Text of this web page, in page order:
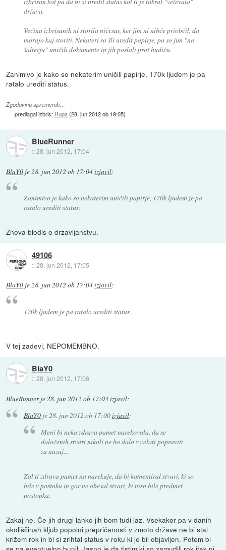
država.
Večina izbrisanih ni storila ničesar, ker jim ni nihče priobčil, da
morajo kaj storiti. Nekateri so šli uredit papirje, pa so jim "na
šalterju" uničili dokumente in jih poslali prot hudiču.
Zanimivo je kako so nekaterim uničili papirje, 170k ljudem je pa
ratalo urediti status.
Zgodovina sprememb…
predlagal izbris: Rupa(28. jun 2012 ob 19:05)
BlueRunner
::28. jun 2012, 17:04
BlaY0 je28. jun 2012 ob 17:04izjavil:
Zanimivo je kako so nekaterim uničili papirje, 170k ljudem je pa
ratalo urediti status.
Znova blodis o drzavljanstvu.
49106
::28. jun 2012, 17:05
BlaY0 je28. jun 2012 ob 17:04izjavil:
170k ljudem je pa ratalo urediti status.
V tej zadevi, NEPOMEMBNO.
BlaY0
::28. jun 2012, 17:06
BlueRunnerje28. jun 2012 ob 17:03izjavil:
BlaY0je28. jun 2012 ob 17:00izjavil:
Meni bi neka zdrava pamet narekovala, da se
določenih stvari nikoli ne bo dalo v celoti popraviti
za nazaj...
Zal ti zdrava pamet na narekuje, da bi komentiral stvari, ki so
bile v postoku in gor ne obesal stvari, ki niso bile predmet
postopka.
Zakaj ne. Če jih drugi lahko jih bom tudi jaz. Vsekakor pa v danih
okoliščinah kljub popolni prepričanosti v zmoto države ne bi stal
križem rok in bi si zrihtal status v roku ki je bil objavljen. Potem bi